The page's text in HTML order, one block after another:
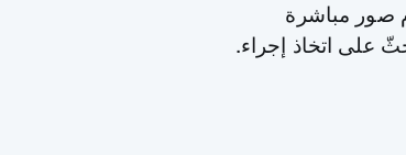
صور مباشرة
على اتخاذ إجراء.